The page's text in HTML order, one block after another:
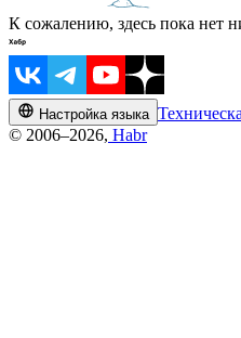
К сожалению, здесь пока нет
Настройка языка
© 2006–2026, Habr